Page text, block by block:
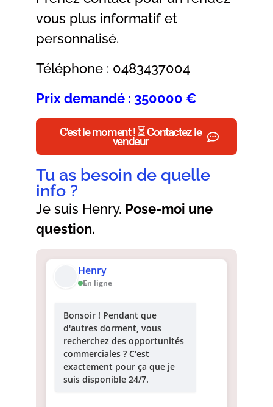
vous plus informatif et
personnalisé.
Téléphone : 0483437004
Prix demandé : 350000 €
C'est le moment ! ⏳ Contactez le
vendeur
Henry
En ligne
Bonsoir ! Pendant que
d'autres dorment, vous
recherchez des opportunités
commerciales ? C'est
exactement pour ça que je
suis disponible 24/7.
Je suis Henry. Pose-moi une
question.
Tu as besoin de quelle
info ?